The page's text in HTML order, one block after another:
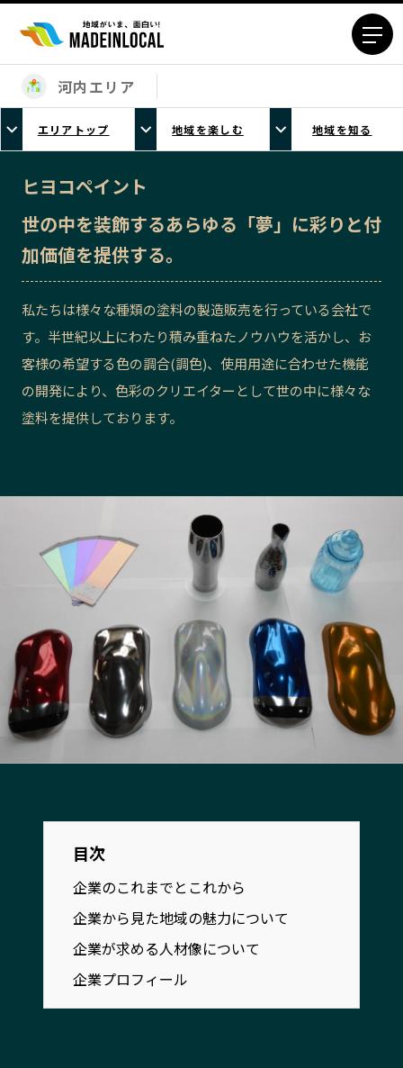
エリアから探す
北海道エリア
青森エリア
福島エリア
茨城エリア
栃木エリア
埼玉エリア
千葉エリア
東京23区エリア
多摩エリア
神奈川エリア
新潟エリア
富山エリア
石川エリア
福井エリア
山梨エリア
長野エリア
北摂エリア
堺・泉州エリア
河内エリア
兵庫エリア
奈良エリア
和歌山エリア
島根エリア
岡山エリア
広島エリア
山口エリア
徳島エリア
香川エリア
愛媛エリア
高知エリア
福岡エリア
佐賀エリア
長崎エリア
宮崎エリア
鹿児島エリア
沖縄エリア
カテゴリから探す
特集コンテンツ
地域を代表する 企業100選
プレスリリース
MILCプロジェクト
選出企業特別対談
河内エリア
エリアトップ 地域を楽しむ 地域を知る
ヒヨコペイント
世の中を装飾するあらゆる「夢」に彩りと付
加価値を提供する。
私たちは様々な種類の塗料の製造販売を行っている会社で
す。半世紀以上にわたり積み重ねたノウハウを活かし、お
客様の希望する色の調合(調色)、使用用途に合わせた機能
の開発により、色彩のクリエイターとして世の中に様々な
塗料を提供しております。
目次
企業のこれまでとこれから
企業から見た地域の魅力について
企業が求める人材像について
企業プロフィール